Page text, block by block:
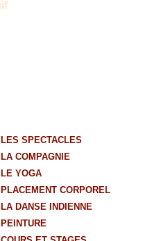
LES SPECTACLES
LA COMPAGNIE
LE YOGA
PLACEMENT CORPOREL
LA DANSE INDIENNE
PEINTURE